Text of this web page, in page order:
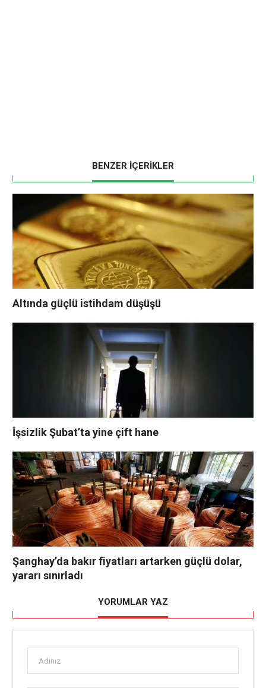
BENZER İÇERİKLER
Altında güçlü istihdam düşüşü
İşsizlik Şubat’ta yine çift hane
Şanghay’da bakır fiyatları artarken güçlü dolar,
yararı sınırladı
YORUMLAR YAZ